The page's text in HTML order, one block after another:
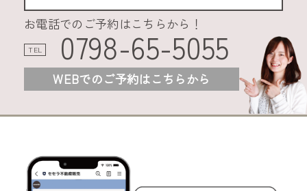
お電話でのご予約はこちらから！
TEL 0798-65-5055
WEBでのご予約はこちらから